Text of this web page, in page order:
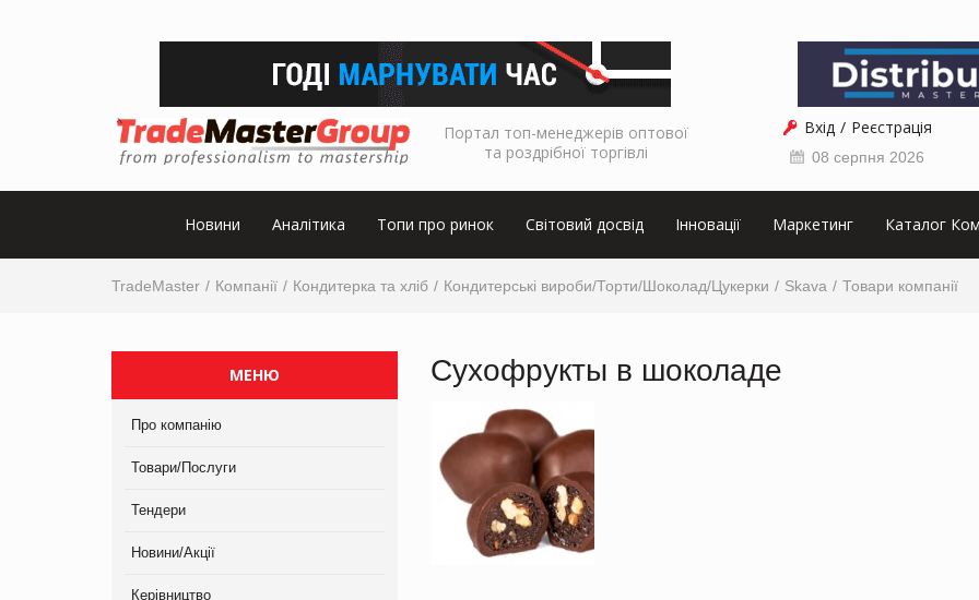
Портал топ-менеджерів оптової
та роздрібної торгівлі
Вхід Реєстрація
08 серпня 2026
Новини Аналітика Топи про ринок Світовий досвід Інновації Маркетинг Каталог
TradeMaster Компанії Кондитерка та хліб Кондитерські вироби/Торти/Шоколад/Цукерки Skava Товари компанії
МЕНЮ
Про компанію
Товари/Послуги
Тендери
Новини/Акції
Керівництво
Сухофрукты в шоколаде